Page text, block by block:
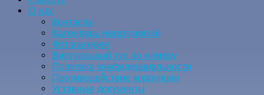
О нас
Контакты
Календарь мероприятий
Фотогалерея
Виртуальный тур по номеру
Политика конфиденциальности
Противодействие коррупции
Уставные документы